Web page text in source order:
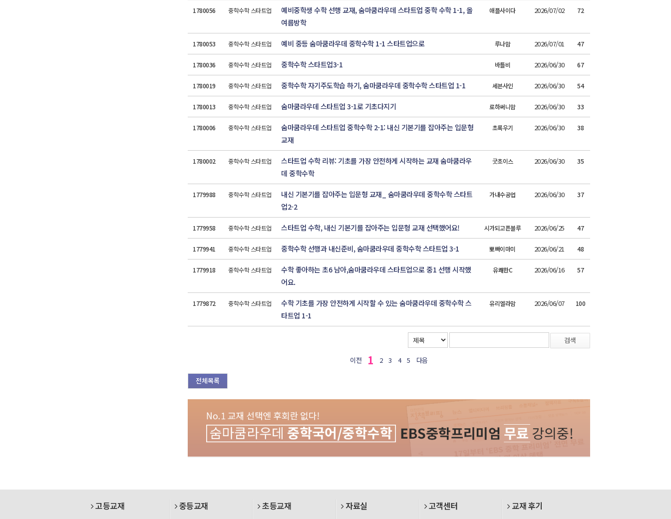
1780056 중학수학 스타트업
예비중학생 수학 선행 교재, 숨마쿰라우데 스타트업 중학 수학 1-1, 올
여름방학
애플사이다 2026/07/02 72
1780053 중학수학 스타트업 예비 중등 숨마쿰라우데 중학수학 1-1 스타트업으로 루나맘 2026/07/01 47
1780036 중학수학 스타트업 중학수학 스타트업3-1 바틀비 2026/06/30 67
1780019 중학수학 스타트업 중학수학 자기주도학습 하기, 숨마쿰라우데 중학수학 스타트업 1-1 세븐사인 2026/06/30 54
1780013 중학수학 스타트업 숨마쿰라우데 스타트업 3-1로 기초다지기 로하써니맘 2026/06/30 33
1780006 중학수학 스타트업
숨마쿰라우데 스타트업 중학수학 2-1: 내신 기본기를 잡아주는 입문형
교재
초록우기 2026/06/30 38
1780002 중학수학 스타트업
스타트업 수학 리뷰: 기초를 가장 안전하게 시작하는 교재 숨마쿰라우
데 중학수학
굿초이스 2026/06/30 35
1779988 중학수학 스타트업
내신 기본기를 잡아주는 입문형 교재_ 숨마쿰라우데 중학수학 스타트
업2-2
가내수공업 2026/06/30 37
1779958 중학수학 스타트업 스타트업 수학, 내신 기본기를 잡아주는 입문형 교재 선택했어요! 시가되고픈블루 2026/06/25 47
1779941 중학수학 스타트업 중학수학 선행과 내신준비, 숨마쿰라우데 중학수학 스타트업 3-1 뽀빠이마미 2026/06/21 48
1779918 중학수학 스타트업
수학 좋아하는 초6 남아,숨마쿰라우데 스타트업으로 중1 선행 시작했
어요.
유쾌한C 2026/06/16 57
1779872 중학수학 스타트업
수학 기초를 가장 안전하게 시작할 수 있는 숨마쿰라우데 중학수학 스
타트업 1-1
유리엘라맘 2026/06/07 100
검색
이전 1 2 3 4 5 다음
전체목록
고등교재 중등교재 초등교재 자료실 고객센터 교재 후기